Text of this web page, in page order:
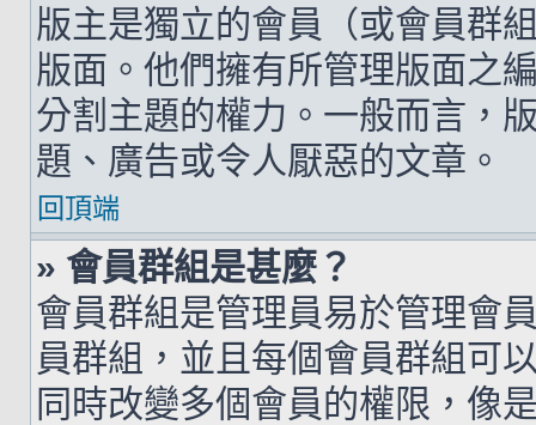
版主是獨立的會員（或會員群
版面。他們擁有所管理版面之
分割主題的權力。一般而言，
題、廣告或令人厭惡的文章。
回頂端
» 會員群組是甚麼？
會員群組是管理員易於管理會
員群組，並且每個會員群組可
同時改變多個會員的權限，像